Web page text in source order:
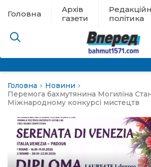
Головна
Архів
газети
політика
евакуації
Головна
Новини
Перемога бахмутянина Могиліна
Міжнародному конкурсі мистецтв